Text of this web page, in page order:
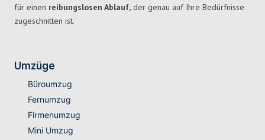
für einen reibungslosen Ablauf, der genau auf Ihre Bedürfnisse
zugeschnitten ist.
Umzüge
Büroumzug
Fernumzug
Firmenumzug
Mini Umzug